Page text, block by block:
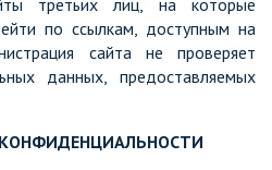
по ссылкам, доступным на
сайта не проверяет
данных, предоставляемых